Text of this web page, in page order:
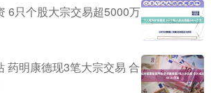
6只个股大宗交易超5000万
药明康德现3笔大宗交易 合